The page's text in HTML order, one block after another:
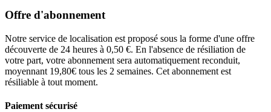
Offre d'abonnement
Notre service de localisation est proposé sous la forme d'une offre
découverte de 24 heures à 0,50 €. En l'absence de résiliation de
votre part, votre abonnement sera automatiquement reconduit,
moyennant 19,80€ tous les 2 semaines. Cet abonnement est
résiliable à tout moment.
Paiement sécurisé